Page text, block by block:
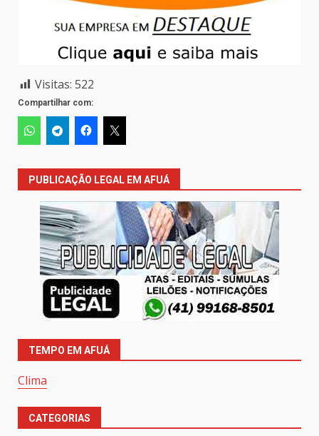
Visitas: 522
Compartilhar com:
PUBLICAÇÃO LEGAL EM AFUÁ
TEMPO EM AFUÁ
Clima
CATEGORIAS